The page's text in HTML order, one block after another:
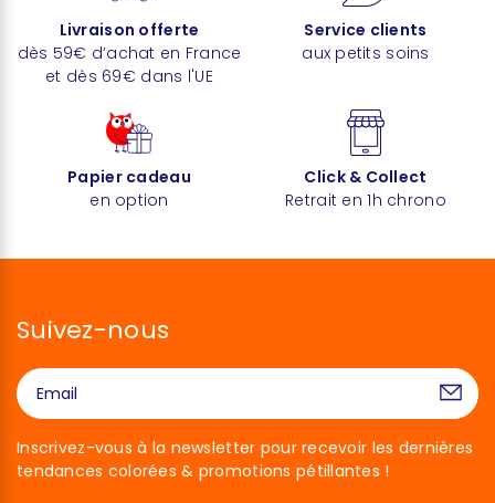
Livraison offerte
dès 59€ d’achat en France
et dès 69€ dans l'UE
Service clients
aux petits soins
Papier cadeau
en option
Click & Collect
Retrait en 1h chrono
Suivez-nous
Inscrivez-vous à la newsletter pour recevoir les dernières
tendances colorées & promotions pétillantes !